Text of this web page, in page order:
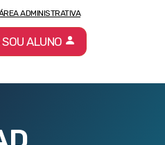
ADMINISTRATIVA
ALUNO